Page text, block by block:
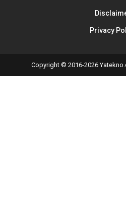
Privacy
Copyright © 2016-2026